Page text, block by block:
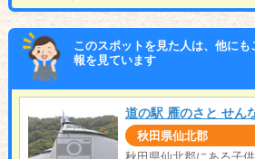
このスポットを見た人は、他に
報を見ています
道の駅 雁のさと せん
秋田県仙北郡